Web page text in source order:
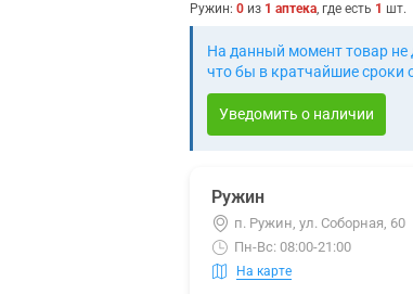
Ружин: 0 из 1 аптека, где есть 1 шт.
На данный момент товар не
что бы в кратчайшие сроки
Уведомить о наличии
Ружин
п. Ружин, ул. Соборная, 60
Пн-Вс: 08:00-21:00
На карте